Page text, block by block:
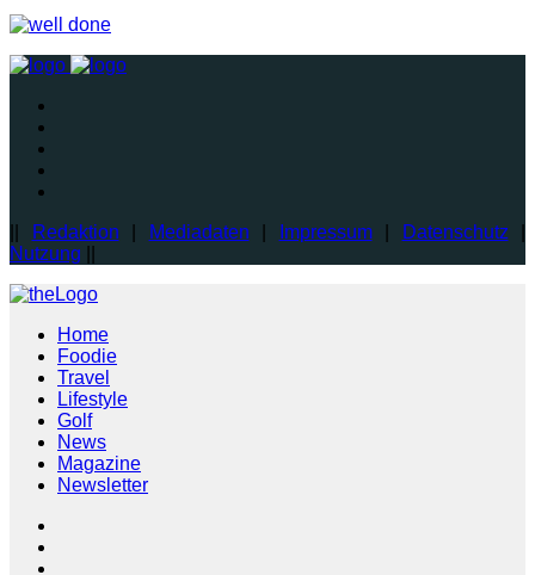
Redaktion Mediadaten Impressum| Datenschutz
Nutzung
Home
Foodie
Travel
Lifestyle
Golf
News
Magazine
Newsletter